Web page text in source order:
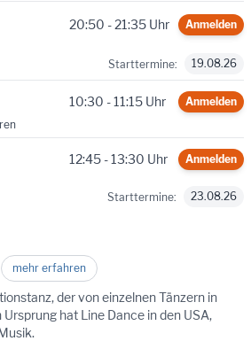
20:50 - 21:35 Uhr Anmelden
Starttermine: 19.08.26
10:30 - 11:15 Uhr
Anmelden
12:45 - 13:30 Uhr Anmelden
Starttermine: 23.08.26
mehr erfahren
der von einzelnen Tänzern in
hat Line Dance in den USA,